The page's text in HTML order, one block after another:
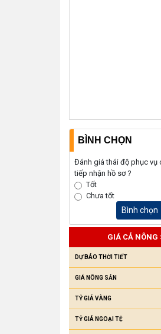
BÌNH CHỌN
Đánh giá thái độ phục vụ
tiếp nhận hồ sơ ?
Tốt
Chưa tốt
Bình chọn
GIÁ CẢ NÔNG
DỰ BÁO THỜI TIẾT
GIÁ NÔNG SẢN
TỶ GIÁ VÀNG
TỶ GIÁ NGOẠI TỆ